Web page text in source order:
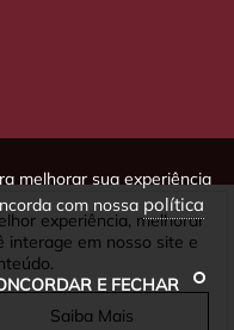
Gualberto, 1758 - CEP
90699488-79 -
experiência, melhorar
interage em nosso site e
Saiba Mais
melhorar sua experiência
com nossa política
E FECHAR